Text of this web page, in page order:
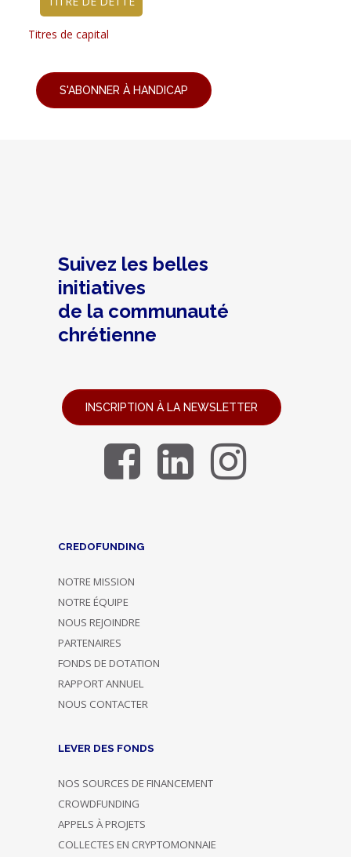
Titres de capital
S'ABONNER À HANDICAP
Suivez les belles
initiatives
de la communauté
chrétienne
INSCRIPTION À LA NEWSLETTER
CREDOFUNDING
NOTRE MISSION
NOTRE ÉQUIPE
NOUS REJOINDRE
PARTENAIRES
FONDS DE DOTATION
RAPPORT ANNUEL
NOUS CONTACTER
LEVER DES FONDS
NOS SOURCES DE FINANCEMENT
CROWDFUNDING
APPELS À PROJETS
COLLECTES EN CRYPTOMONNAIE